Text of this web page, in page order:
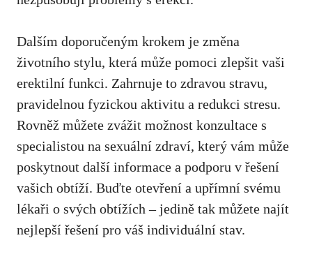
Dalším doporučeným krokem je změna
životního stylu, která může pomoci zlepšit vaši
erektilní funkci. Zahrnuje to zdravou stravu,
pravidelnou fyzickou aktivitu a redukci stresu.
Rovněž můžete zvážit možnost konzultace s
specialistou na sexuální zdraví, který vám může
poskytnout další informace a podporu v řešení
vašich obtíží. Buďte otevření a upřímní svému
lékaři o svých obtížích – jedině tak můžete najít
nejlepší řešení pro váš individuální stav.